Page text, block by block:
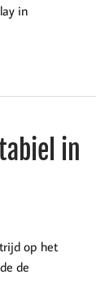
in
in
op het
de